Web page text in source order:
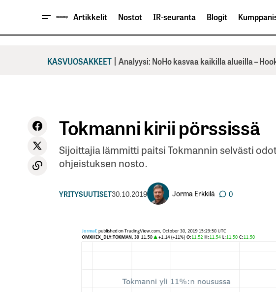
Artikkelit Nostot IR-seuranta Blogit
KASVUOSAKKEET | Analyysi: NoHo kasvaa kaikilla alueilla –
Tokmanni kirii pörssissä
Sijoittajia lämmitti paitsi Tokmannin selvästi
ohjeistuksen nosto.
YRITYSUUTISET30.10.2019 Jorma Erkkilä 0